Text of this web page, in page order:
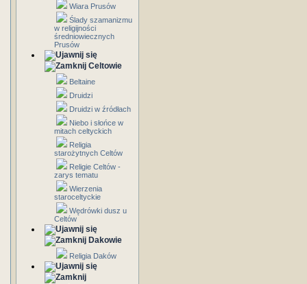
Wiara Prusów
Ślady szamanizmu
w religijności
średniowiecznych
Prusów
Celtowie
Beltaine
Druidzi
Druidzi w źródłach
Niebo i słońce w
mitach celtyckich
Religia
starożytnych Celtów
Religie Celtów -
zarys tematu
Wierzenia
staroceltyckie
Wędrówki dusz u
Celtów
Dakowie
Religia Daków